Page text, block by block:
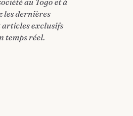
au Togo et à
les dernières
articles exclusifs
temps réel.